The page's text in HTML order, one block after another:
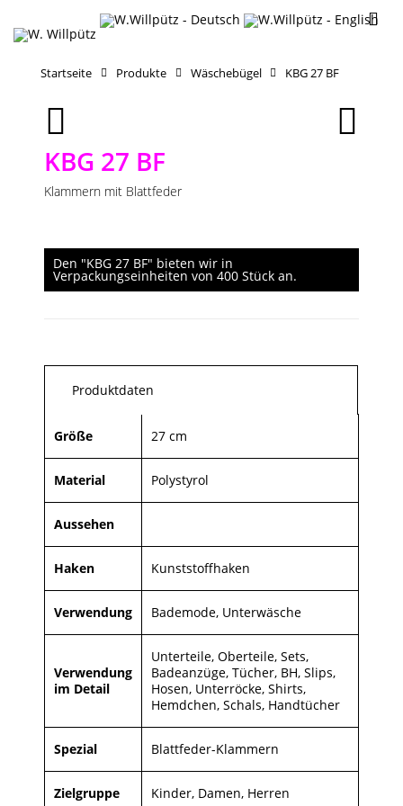
Startseite Produkte Wäschebügel KBG 27 BF
KBG 27 BF
Klammern mit Blattfeder
Den "KBG 27 BF" bieten wir in
Verpackungseinheiten von 400 Stück an.
Produktdaten
Größe 27 cm
Material Polystyrol
Aussehen
Haken Kunststoffhaken
Verwendung Bademode, Unterwäsche
Verwendung
im Detail
Unterteile, Oberteile, Sets,
Badeanzüge, Tücher, BH, Slips,
Hosen, Unterröcke, Shirts,
Hemdchen, Schals, Handtücher
Spezial Blattfeder-Klammern
Zielgruppe Kinder, Damen, Herren